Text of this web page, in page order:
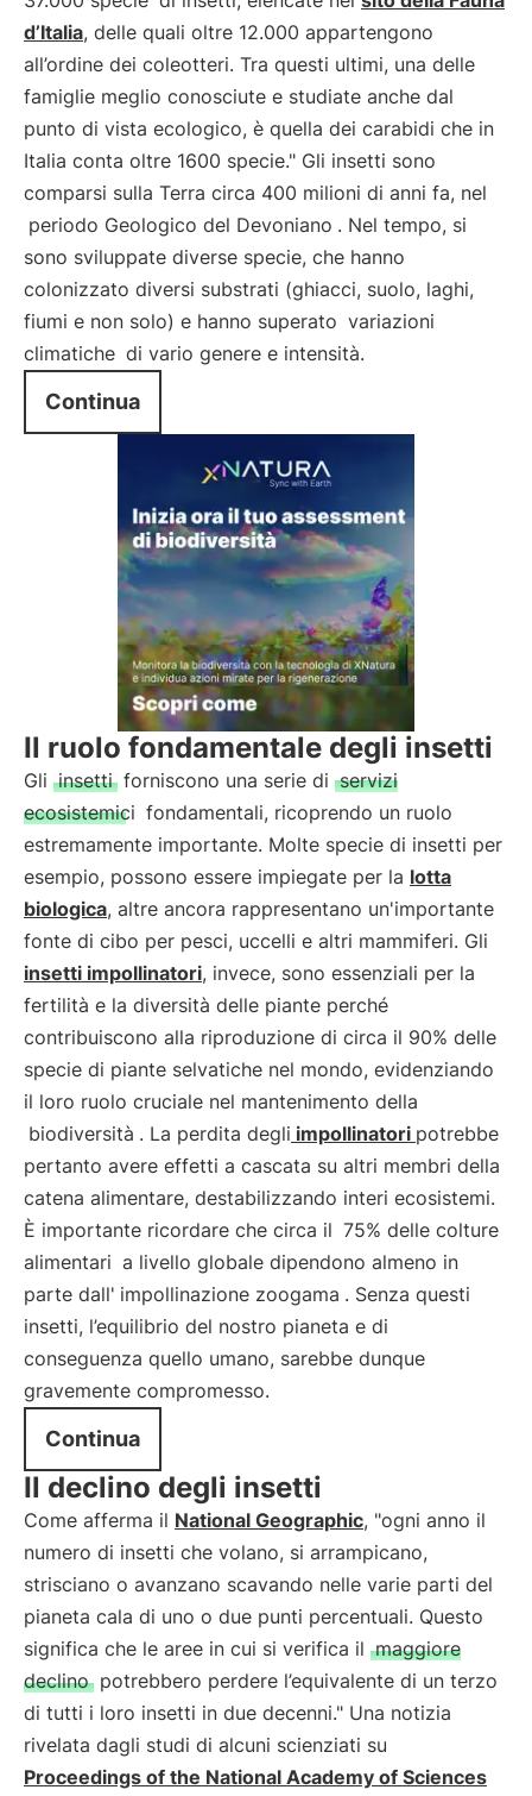
d’Italia, delle quali oltre 12.000 appartengono
all’ordine dei coleotteri. Tra questi ultimi, una delle
famiglie meglio conosciute e studiate anche dal
punto di vista ecologico, è quella dei carabidi che in
Italia conta oltre 1600 specie." Gli insetti sono
comparsi sulla Terra circa 400 milioni di anni fa, nel
periodo Geologico del Devoniano . Nel tempo, si
sono sviluppate diverse specie, che hanno
colonizzato diversi substrati (ghiacci, suolo, laghi,
fiumi e non solo) e hanno superato variazioni
climatiche di vario genere e intensità.
Continua
Il ruolo fondamentale degli insetti
Gli insetti forniscono una serie di servizi
ecosistemici fondamentali, ricoprendo un ruolo
estremamente importante. Molte specie di insetti per
esempio, possono essere impiegate per la lotta
biologica, altre ancora rappresentano un'importante
fonte di cibo per pesci, uccelli e altri mammiferi. Gli
insetti impollinatori, invece, sono essenziali per la
fertilità e la diversità delle piante perché
contribuiscono alla riproduzione di circa il 90% delle
specie di piante selvatiche nel mondo, evidenziando
il loro ruolo cruciale nel mantenimento della
biodiversità . La perdita degli impollinatori potrebbe
pertanto avere effetti a cascata su altri membri della
catena alimentare, destabilizzando interi ecosistemi.
È importante ricordare che circa il 75% delle colture
alimentari a livello globale dipendono almeno in
parte dall' impollinazione zoogama . Senza questi
insetti, l’equilibrio del nostro pianeta e di
conseguenza quello umano, sarebbe dunque
gravemente compromesso.
Continua
Il declino degli insetti
Come afferma il National Geographic, "ogni anno il
numero di insetti che volano, si arrampicano,
strisciano o avanzano scavando nelle varie parti del
pianeta cala di uno o due punti percentuali. Questo
significa che le aree in cui si verifica il maggiore
declino potrebbero perdere l’equivalente di un terzo
di tutti i loro insetti in due decenni." Una notizia
rivelata dagli studi di alcuni scienziati su
Proceedings of the National Academy of Sciences